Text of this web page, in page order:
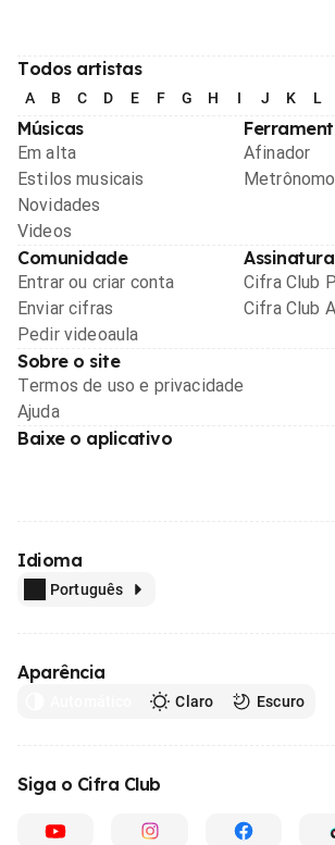
Todos artistas
A B C D E F G H I J K L
Músicas
Em alta
Estilos musicais
Novidades
Videos
Afinador
Metrônomo
Comunidade
Entrar ou criar conta
Enviar cifras
Pedir videoaula
Cifra Club
Cifra Club
Sobre o site
Termos de uso e privacidade
Ajuda
Baixe o aplicativo
Idioma
Português
Aparência
Claro Escuro
Siga o Cifra Club